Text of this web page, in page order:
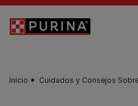
Skip to main content
Inicio Cuidados y Consejos